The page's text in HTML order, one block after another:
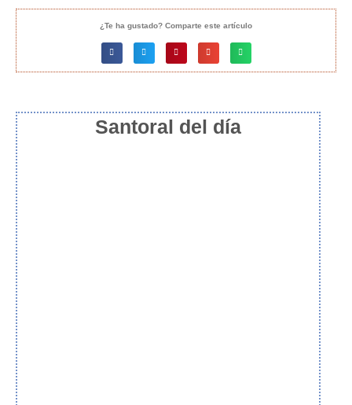
¿Te ha gustado? Comparte este artículo
Santoral del día